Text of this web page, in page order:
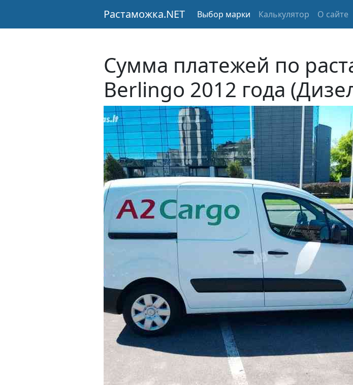
Растаможка.NET Выбор марки Калькулятор О сайте
Сумма платежей по
Berlingo 2012 года